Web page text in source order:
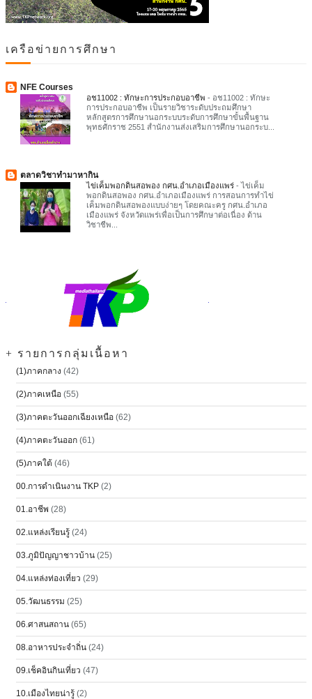
เครือข่ายการศึกษา
NFE Courses
อช11002 : ทักษะการประกอบอาชีพ - อช11002 : ทักษะ
การประกอบอาชีพ เป็นรายวิชาระดับประถมศึกษา
หลักสูตรการศึกษานอกระบบระดับการศึกษาขั้นพื้นฐาน
พุทธศักราช 2551 สำนักงานส่งเสริมการศึกษานอกระบ...
ตลาดวิชาทำมาหากิน
ไข่เค็มพอกดินสอพอง กศน.อำเภอเมืองแพร่ -ไข่เค็ม
พอกดินสอพอง กศน.อำเภอเมืองแพร่ การสอนการทำไข่
เค็มพอกดินสอพองแบบง่ายๆ โดยคณะครู กศน.อำเภอ
เมืองแพร่ จังหวัดแพร่เพื่อเป็นการศึกษาต่อเนื่อง ด้าน
วิชาชีพ...
+ รายการกลุ่มเนื้อหา
(1)ภาคกลาง (42)
(2)ภาคเหนือ (55)
(3)ภาคตะวันออกเฉียงเหนือ (62)
(4)ภาคตะวันออก (61)
(5)ภาคใต้ (46)
00.การดำเนินงาน TKP (2)
01.อาชีพ (28)
02.แหล่งเรียนรู้ (24)
03.ภูมิปัญญาชาวบ้าน (25)
04.แหล่งท่องเที่ยว (29)
05.วัฒนธรรม (25)
06.ศาสนสถาน (65)
08.อาหารประจำถิ่น (24)
09.เช็คอินกินเที่ยว (47)
10.เมืองไทยน่ารู้ (2)